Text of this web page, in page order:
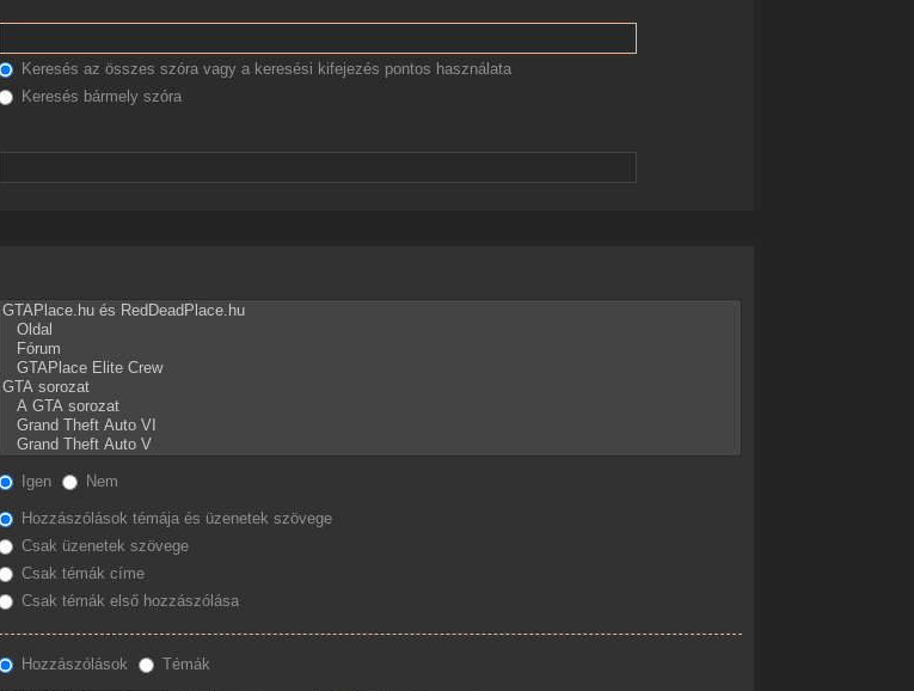
Keresés az összes szóra vagy a keresési kifejezés pontos használata
Keresés bármely szóra
Igen Nem
Hozzászólások témája és üzenetek szövege
Csak üzenetek szövege
Csak témák címe
Csak témák első hozzászólása
Hozzászólások Témák